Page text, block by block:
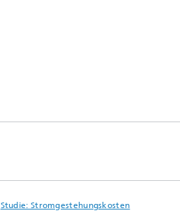
Studie: Stromgestehungskosten